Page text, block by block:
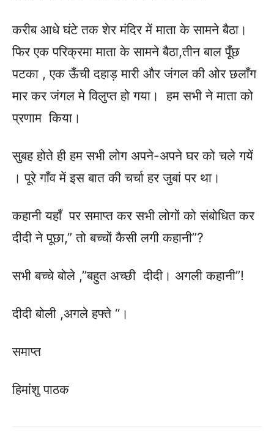
करीब आधे घंटे तक शेर मंदिर में माता के सामने बैठा।
फिर एक परिक्रमा माता के सामने बैठा,तीन बाल पूँछ
पटका , एक ऊँची दहाड़ मारी और जंगल की ओर छलाँग
मार कर जंगल मे विलुप्त हो गया। हम सभी ने माता को
प्रणाम किया।
सुबह होते ही हम सभी लोग अपने-अपने घर को चले गयें
। पूरे गाँव में इस बात की चर्चा हर जुबां पर था।
कहानी यहाँ पर समाप्त कर सभी लोगों को संबोधित कर
दीदी ने पूछा,” तो बच्चों कैसी लगी कहानी”?
सभी बच्चे बोले ,”बहुत अच्छी दीदी। अगली कहानी”!
दीदी बोली ,अगले हफ्ते “।
समाप्त
हिमांशु पाठक